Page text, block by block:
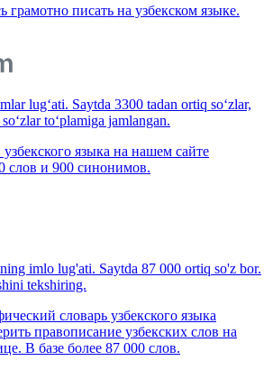
грамотно писать на узбекском языке.
lug‘ati. Saytda 3300 tadan ortiq so‘zlar,
to‘plamiga jamlangan.
языка на нашем сайте
слов и 900 синонимов.
imlo lug'ati. Saytda 87 000 ortiq so'z bor.
tekshiring.
словарь узбекского языка
правописание узбекских слов на
В базе более 87 000 слов.